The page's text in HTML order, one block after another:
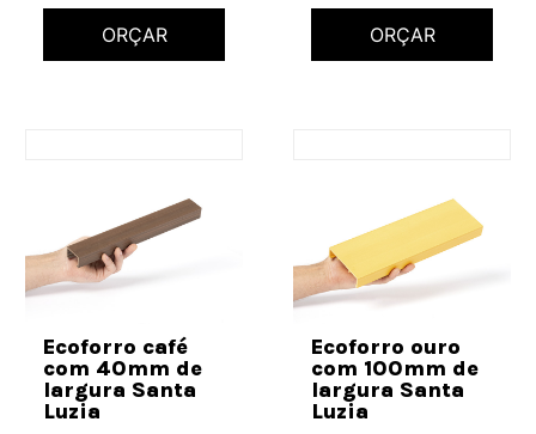
ORÇAR ORÇAR
Ecoforro café
com 40mm de
largura Santa
Luzia
Ecoforro ouro
com 100mm de
largura Santa
Luzia